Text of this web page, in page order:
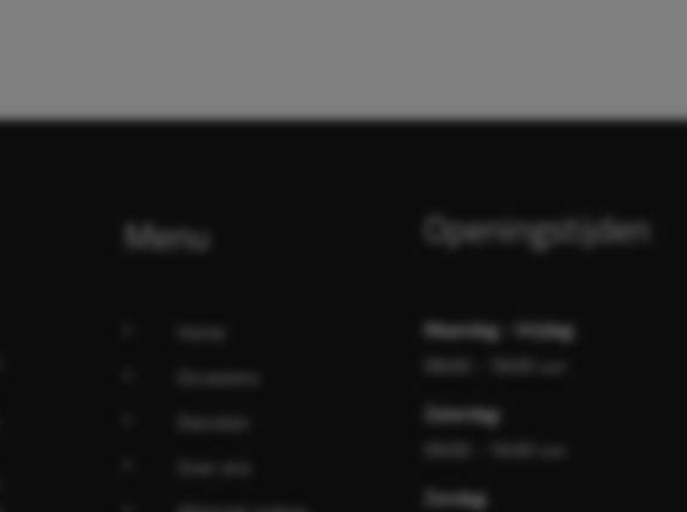
Menu
Home
Occasions
Diensten
Over ons
Openingstijden
Maandag - Vrijdag:
08:00 - 18:00 uur
Zaterdag:
Zondag: